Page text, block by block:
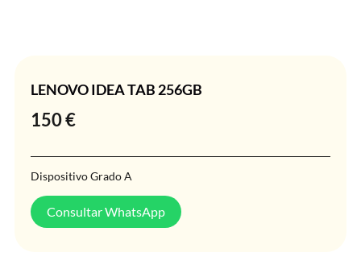
LENOVO IDEA TAB 256GB
150€
Dispositivo Grado A
Consultar WhatsApp